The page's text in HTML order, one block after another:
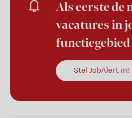
Als eerste de
vacatures in
Stel JobAlert in!